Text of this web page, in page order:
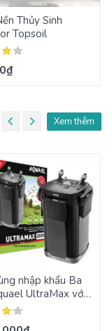
Thủy Sinh
Topsoil
Xem thêm
nhập khẩu Ba
UltraMax với
mã